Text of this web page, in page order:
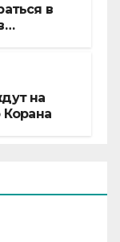
в
на
Корана